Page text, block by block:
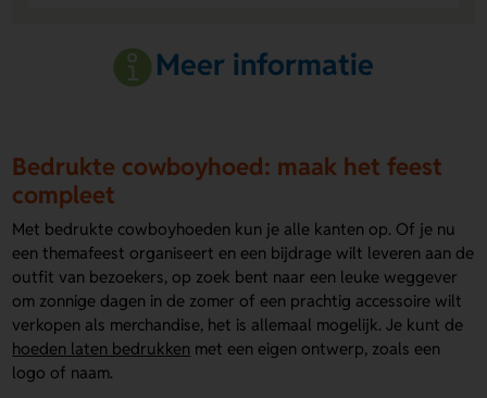
Meer informatie
Bedrukte cowboyhoed: maak het feest
compleet
Met bedrukte cowboyhoeden kun je alle kanten op. Of je nu
een themafeest organiseert en een bijdrage wilt leveren aan de
outfit van bezoekers, op zoek bent naar een leuke weggever
om zonnige dagen in de zomer of een prachtig accessoire wilt
verkopen als merchandise, het is allemaal mogelijk. Je kunt de
hoeden laten bedrukken met een eigen ontwerp, zoals een
logo of naam.